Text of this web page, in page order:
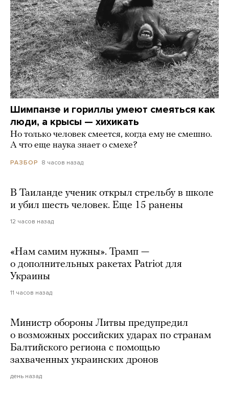
Шимпанзе и гориллы умеют смеяться как
люди, а крысы — хихикать
Но только человек смеется, когда ему не смешно.
А что еще наука знает о смехе?
РАЗБОР 8 часов назад
В Таиланде ученик открыл стрельбу в школе
и убил шесть человек. Еще 15 ранены
12 часов назад
«Нам самим нужны». Трамп —
о дополнительных ракетах Patriot для
Украины
11 часов назад
Министр обороны Литвы предупредил
о возможных российских ударах по странам
Балтийского региона с помощью
захваченных украинских дронов
день назад